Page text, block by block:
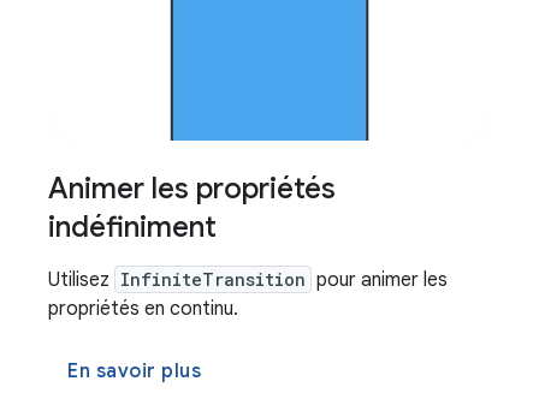
Animer les propriétés
indéfiniment
Utilisez InfiniteTransition pour animer les
propriétés en continu.
En savoir plus